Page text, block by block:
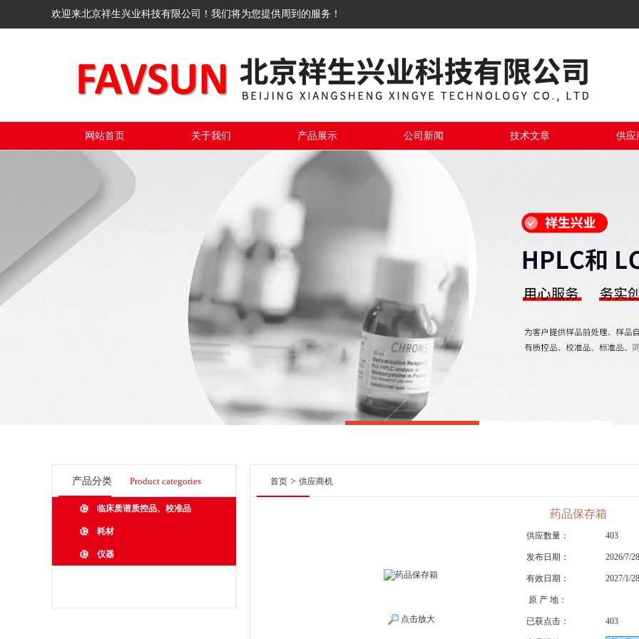
欢迎来北京祥生兴业科技有限公司！我们将为您提供周到的服务！
网站首页 关于我们 产品展示 公司新闻 技术文章 供应
产品分类 Product categories
临床质谱质控品、校准品
耗材
仪器
首页 > 供应商机
药品保存箱
点击放大
供应数量： 403
发布日期： 2026/7/28
有效日期： 2027/1/28
原 产 地：
已获点击： 403